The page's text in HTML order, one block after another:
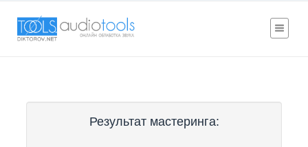
Результат мастеринга: